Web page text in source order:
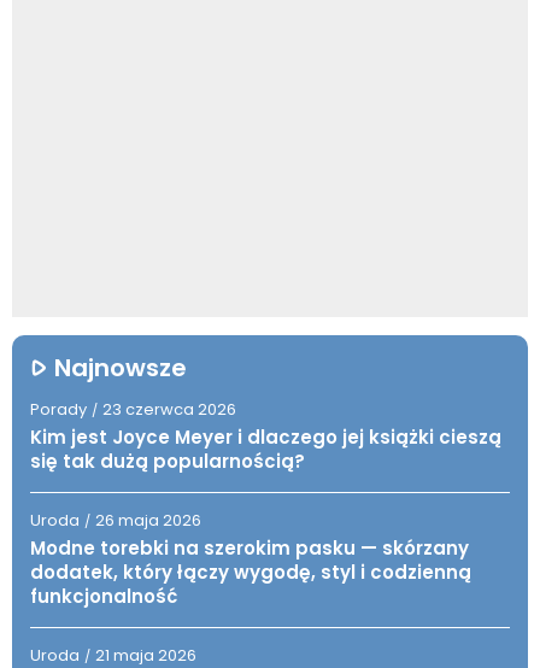
Najnowsze
Porady / 23 czerwca 2026
Kim jest Joyce Meyer i dlaczego jej książki cieszą
się tak dużą popularnością?
Uroda / 26 maja 2026
Modne torebki na szerokim pasku — skórzany
dodatek, który łączy wygodę, styl i codzienną
funkcjonalność
Uroda / 21 maja 2026